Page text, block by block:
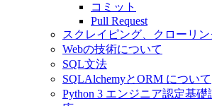
コミット
Pull Request
スクレイピング、クローリ
Webの技術について
SQL文法
SQLAlchemyとORM について
Python 3 エンジニア認定基